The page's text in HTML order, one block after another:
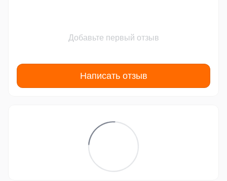
Добавьте первый отзыв
Написать отзыв